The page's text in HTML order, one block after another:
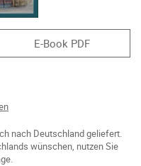
E-Book PDF
nach Deutschland geliefert.
wünschen, nutzen Sie